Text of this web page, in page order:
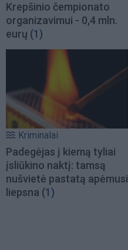
Krepšinio čempionato
organizavimui - 0,4 mln.
eurų (1)
Kriminalai
Padegėjas į kiemą tyliai
įsliūkino naktį: tamsą
nušvietė pastatą apėmusi
liepsna (1)